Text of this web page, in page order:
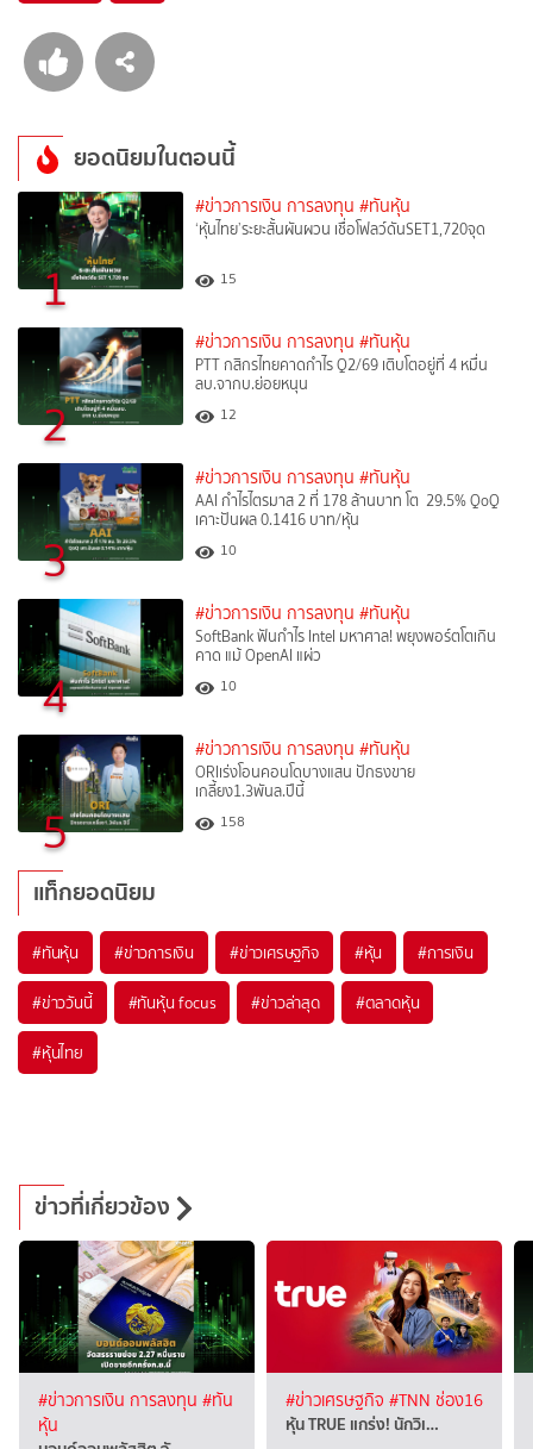
ยอดนิยมในตอนนี้
1
#ข่าวการเงิน การลงทุน #ทันหุ้น
‘หุ้นไทย’ระยะสั้นผันผวน เชื่อโฟลว์ดันSET1,720จุด
15
2
#ข่าวการเงิน การลงทุน #ทันหุ้น
PTT กสิกรไทยคาดกำไร Q2/69 เติบโตอยู่ที่ 4 หมื่น
ลบ.จากบ.ย่อยหนุน
12
3
#ข่าวการเงิน การลงทุน #ทันหุ้น
AAI กำไรไตรมาส 2 ที่ 178 ล้านบาท โต 29.5% QoQ
เคาะปันผล 0.1416 บาท/หุ้น
10
4
#ข่าวการเงิน การลงทุน #ทันหุ้น
SoftBank ฟันกำไร Intel มหาศาล! พยุงพอร์ตโตเกิน
คาด แม้ OpenAI แผ่ว
10
5
#ข่าวการเงิน การลงทุน #ทันหุ้น
ORIเร่งโอนคอนโดบางแสน ปักธงขาย
เกลี้ยง1.3พันล.ปีนี้
158
แท็กยอดนิยม
#ทันหุ้น #ข่าวการเงิน #ข่าวเศรษฐกิจ #หุ้น #การเงิน
#ข่าววันนี้ #ทันหุ้น focus #ข่าวล่าสุด #ตลาดหุ้น
#หุ้นไทย
ข่าวที่เกี่ยวข้อง
#ข่าวการเงิน การลงทุน #ทัน
หุ้น
#ข่าวเศรษฐกิจ #TNN ช่อง16
หุ้น TRUE แกร่ง! นักวิเ…